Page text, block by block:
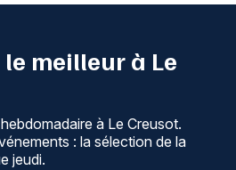
meilleur à Le
à Le Creusot.
: la sélection de la
jeudi.